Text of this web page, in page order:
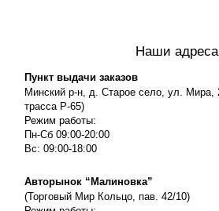
Наши адреса
Пункт выдачи заказов
Минский р-н, д. Старое село, ул.
трасса P-65)
Режим работы:
Пн-Сб 09:00-20:00
Вс: 09:00-18:00
Авторынок “Малиновка”
(Торговый Мир Кольцо, пав. 42/10)